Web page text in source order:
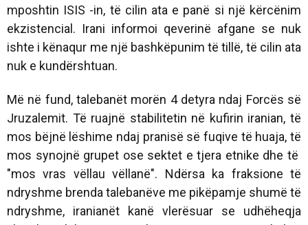
mposhtin ISIS -in, të cilin ata e panë si një kërcënim
ekzistencial. Irani informoi qeverinë afgane se nuk
ishte i kënaqur me një bashkëpunim të tillë, të cilin ata
nuk e kundërshtuan.
Më në fund, talebanët morën 4 detyra ndaj Forcës së
Jruzalemit. Të ruajnë stabilitetin në kufirin iranian, të
mos bëjnë lëshime ndaj pranisë së fuqive të huaja, të
mos synojnë grupet ose sektet e tjera etnike dhe të
"mos vras vëllau vëllanë". Ndërsa ka fraksione të
ndryshme brenda talebanëve me pikëpamje shumë të
ndryshme, iranianët kanë vlerësuar se udhëheqja